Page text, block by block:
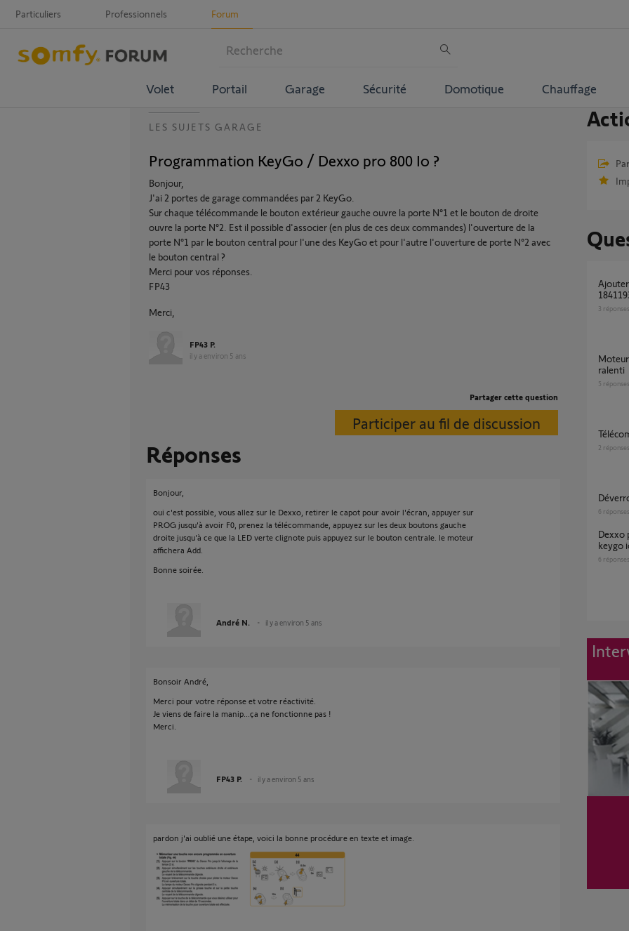
Particuliers Professionnels Forum
Volet Portail Garage Sécurité Domotique Chauffage
LES SUJETS GARAGE
Programmation KeyGo / Dexxo pro 800 Io ?
Bonjour,
J'ai 2 portes de garage commandées par 2 KeyGo.
Sur chaque télécommande le bouton extérieur gauche ouvre la porte N°1 et le bouton de droite
ouvre la porte N°2. Est il possible d'associer (en plus de ces deux commandes) l'ouverture de la
porte N°1 par le bouton central pour l'une des KeyGo et pour l'autre l'ouverture de porte N°2 avec
le bouton central ?
Merci pour vos réponses.
FP43
Merci,
FP43 P.
il y a environ 5 ans
Partager cette question
Participer au fil de discussion
Réponses
Bonjour,
oui c'est possible, vous allez sur le Dexxo, retirer le capot pour avoir l'écran, appuyer sur
PROG jusqu'à avoir F0, prenez la télécommande, appuyez sur les deux boutons gauche
droite jusqu'à ce que la LED verte clignote puis appuyez sur le bouton centrale. le moteur
affichera Add.
Bonne soirée.
André N. il y a environ 5 ans
Bonsoir André,
Merci pour votre réponse et votre réactivité.
Je viens de faire la manip...ça ne fonctionne pas !
Merci.
FP43 P. il y a environ 5 ans
pardon j'ai oublié une étape, voici la bonne procédure en texte et image.
Ajouter Clavier à code métal io Somfy
3 réponses
Moteur porte garage io dexxo 800 pro au
ralenti
5 réponses
2 réponses
6 réponses
Dexxo pro 800 io impossible d'associé avec
keygo
6 réponses